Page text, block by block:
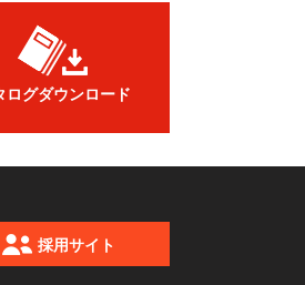
ログダウンロード
採用サイト